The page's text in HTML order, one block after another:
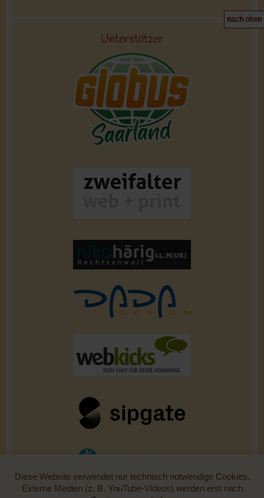
Unterstützer
nach oben
Diese Website verwendet nur technisch notwendige Cookies.
Externe Medien (z. B. YouTube-Videos) werden erst nach